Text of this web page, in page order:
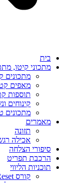
בית
מתכוני קיטו,
מתכונים
מאפים
תוספות
קינוחים
מתכונים
מאמרים
תזונה
אכילה
סיפורי הצלחה
הרכבת תפריט
תוכניות הליווי
קורס Keto Reset